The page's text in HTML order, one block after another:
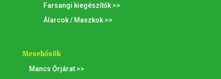
Farsangi kiegészítők >>
Álarcok / Maszkok >>
Mesehősök
Mancs Őrjárat >>